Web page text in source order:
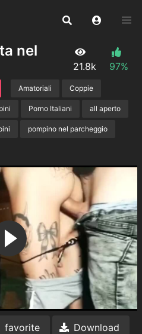
nel
21.8k 97%
Amatoriali Coppie
Porno Italiani all aperto
pompino nel parcheggio
favorite Download